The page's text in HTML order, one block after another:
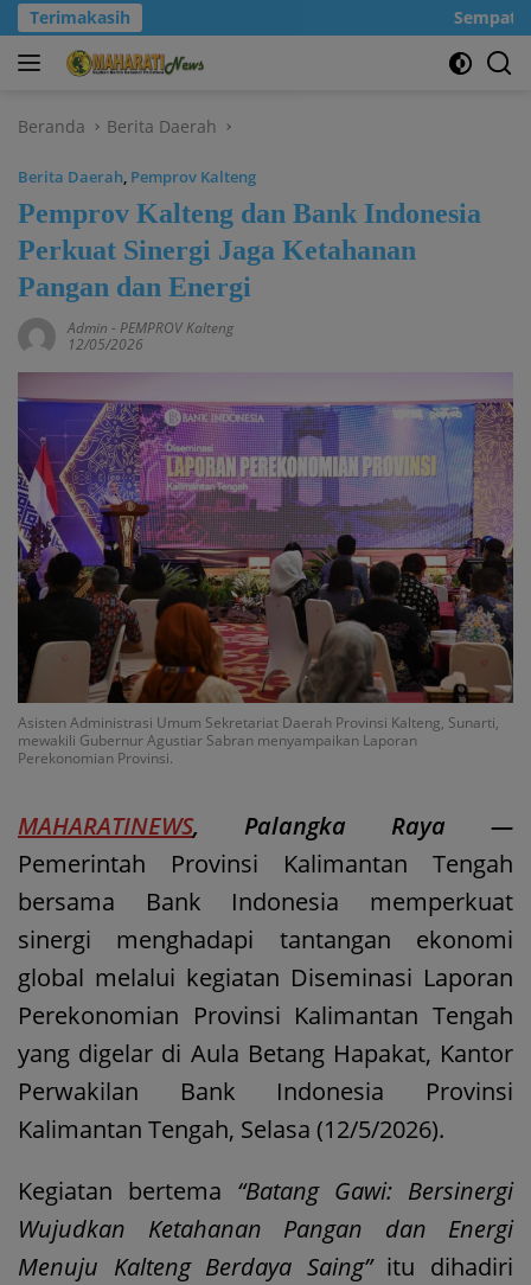
Langsung
ke
konten
Terimakasih
Beranda Berita Daerah
Berita Daerah, Pemprov Kalteng
Pemprov Kalteng dan Bank Indonesia
Perkuat Sinergi Jaga Ketahanan
Pangan dan Energi
Admin - PEMPROV Kalteng
12/05/2026
Asisten Administrasi Umum Sekretariat Daerah Provinsi Kalteng, Sunarti,
mewakili Gubernur Agustiar Sabran menyampaikan Laporan
Perekonomian Provinsi.
MAHARATINEWS, Palangka Raya —
Pemerintah Provinsi Kalimantan Tengah
bersama Bank Indonesia memperkuat
sinergi menghadapi tantangan ekonomi
global melalui kegiatan Diseminasi Laporan
Perekonomian Provinsi Kalimantan Tengah
yang digelar di Aula Betang Hapakat, Kantor
Perwakilan Bank Indonesia Provinsi
Kalimantan Tengah, Selasa (12/5/2026).
Kegiatan bertema “Batang Gawi: Bersinergi
Wujudkan Ketahanan Pangan dan Energi
Menuju Kalteng Berdaya Saing”itu dihadiri